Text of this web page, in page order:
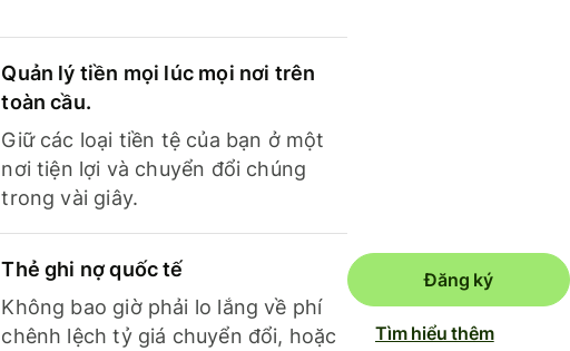
Quản lý tiền mọi lúc mọi nơi trên
toàn cầu.
Giữ các loại tiền tệ của bạn ở một
nơi tiện lợi và chuyển đổi chúng
trong vài giây.
Thẻ ghi nợ quốc tế
Không bao giờ phải lo lắng về phí
chênh lệch tỷ giá chuyển đổi, hoặc
Đăng ký
Tìm hiểu thêm